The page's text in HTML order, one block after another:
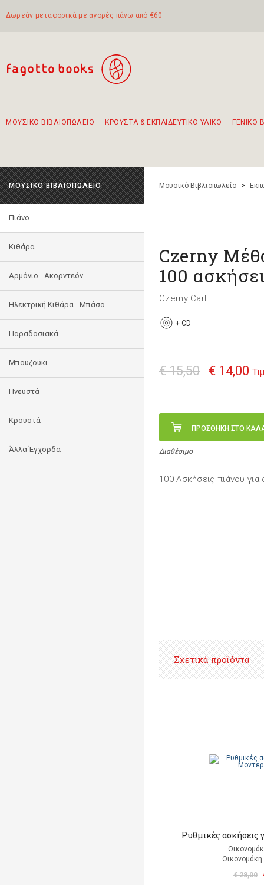
Δωρεάν μεταφορικά με αγορές πάνω από €60
ΜΟΥΣΙΚΟ ΒΙΒΛΙΟΠΩΛΕΙΟ ΚΡΟΥΣΤΑ & ΕΚΠΑΙΔΕΥΤΙΚΟ ΥΛΙΚΟ ΓΕΝΙΚΟ
ΜΟΥΣΙΚΟ ΒΙΒΛΙΟΠΩΛΕΙΟ
Πιάνο
Κιθάρα
Αρμόνιο - Ακορντεόν
Ηλεκτρική Κιθάρα - Μπάσο
Παραδοσιακά
Μπουζούκι
Πνευστά
Κρουστά
Άλλα Έγχορδα
Μουσικό Βιβλιοπωλείο >
Czerny
100
Czerny Carl
+ CD
€ 15,50 € 14,00
ΠΡΟΣΘΗΚΗ ΣΤΟ
Διαθέσιμο
100 Ασκήσεις πιάνου για
Σχετικά προϊόντα
Ρυθμικές ασκήσεις
€ 28,00